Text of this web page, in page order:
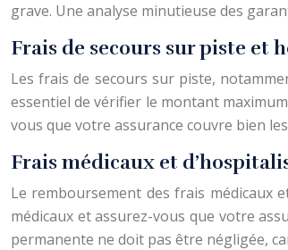
grave. Une analyse minutieuse des
Frais de secours sur piste et
Les frais de secours sur piste,
essentiel de vérifier le montant
vous que votre assurance couvre bien
Frais médicaux et
Le remboursement des frais médicaux
médicaux et assurez-vous que votre
permanente ne doit pas être négligée,